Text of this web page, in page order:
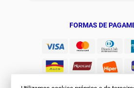
FORMAS DE